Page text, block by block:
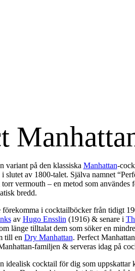
variant på den klassiska Manhattan-
slutet av 1800-talet. Själva namnet
vermouth – en metod som användes
bredd.
förekomma i cocktailböcker från tidigt
av Hugo Ensslin (1916) & senare i
länge tilltalat dem som söker en
till en Dry Manhattan. Perfect
familjen & serveras idag på
idealisk cocktail för dig som uppskattar